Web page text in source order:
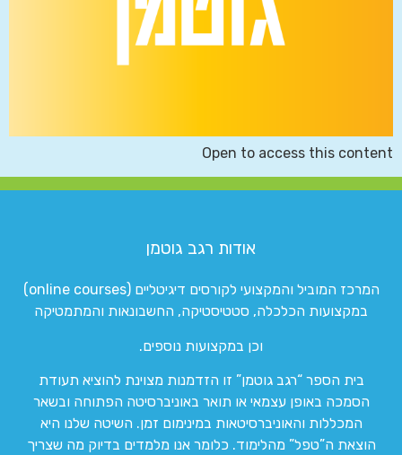
Open to access this content
אודות רגב גוטמן
המרכז המוביל והמקצועי לקורסים דיגיטליים (online courses)
במקצועות הכלכלה, סטטיסטיקה, החשבונאות והמתמטיקה
וכן במקצועות נוספים.
בית הספר “רגב גוטמן” זו הזדמנות מצוינת להוציא תעודת
הסמכה באופן עצמאי או תואר באוניברסיטה הפתוחה ובשאר
המכללות והאוניברסיטאות במינימום זמן. השיטה שלנו היא
הוצאת ה”טפל” מהלימוד. כלומר אנו מלמדים בדיוק מה שצריך